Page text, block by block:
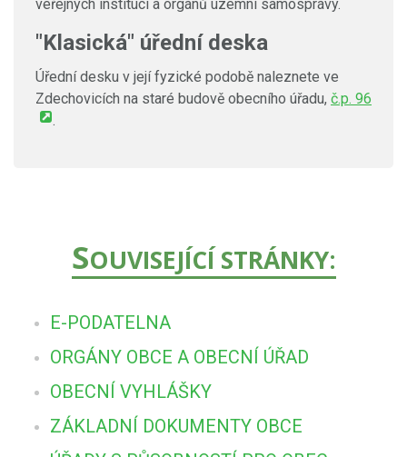
veřejných institucí a orgánů územní samosprávy.
"Klasická" úřední deska
Úřední desku v její fyzické podobě naleznete ve
Zdechovicích na staré budově obecního úřadu, č.p. 96
.
SOUVISEJÍCÍ STRÁNKY:
E-PODATELNA
ORGÁNY OBCE A OBECNÍ ÚŘAD
OBECNÍ VYHLÁŠKY
ZÁKLADNÍ DOKUMENTY OBCE